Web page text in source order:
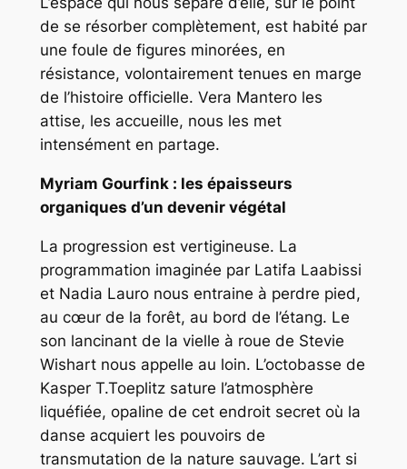
de se résorber complètement, est habité par
une foule de figures minorées, en
résistance, volontairement tenues en marge
de l’histoire officielle. Vera Mantero les
attise, les accueille, nous les met
intensément en partage.
Myriam Gourfink : les épaisseurs
organiques d’un devenir végétal
La progression est vertigineuse. La
programmation imaginée par Latifa Laabissi
et Nadia Lauro nous entraine à perdre pied,
au cœur de la forêt, au bord de l’étang. Le
son lancinant de la vielle à roue de Stevie
Wishart nous appelle au loin. L’octobasse de
Kasper T.Toeplitz sature l’atmosphère
liquéfiée, opaline de cet endroit secret où la
danse acquiert les pouvoirs de
transmutation de la nature sauvage. L’art si